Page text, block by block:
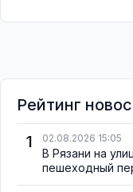
Рейтинг
1
02.08.2026 15:05
В Рязани на
пешеходный